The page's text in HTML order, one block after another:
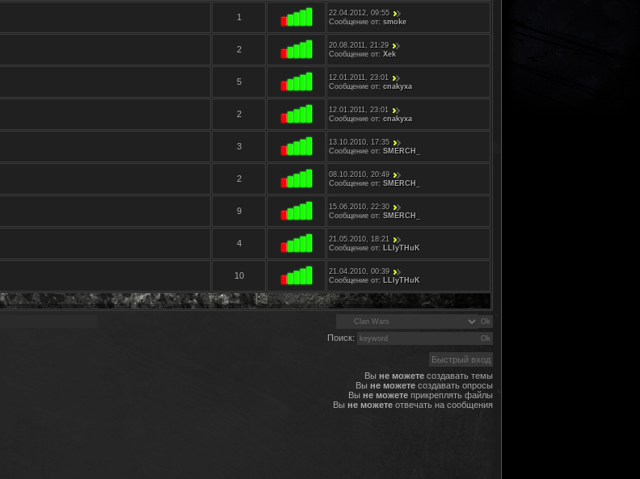
1
22.04.2012, 09:55
Сообщение от: smoke
2
20.08.2011, 21:29
Сообщение от: Xek
5
12.01.2011, 23:01
Сообщение от: cnakyxa
2
12.01.2011, 23:01
Сообщение от: cnakyxa
3
13.10.2010, 17:35
Сообщение от: SMERCH_
2
08.10.2010, 20:49
Сообщение от: SMERCH_
9
15.06.2010, 22:30
Сообщение от: SMERCH_
4
21.05.2010, 18:21
Сообщение от: LLIyTHuK
10
21.04.2010, 00:39
Сообщение от: LLIyTHuK
Поиск:
Вы не можете создавать темы
Вы не можете создавать опросы
Вы не можете прикреплять файлы
Вы не можете отвечать на сообщения